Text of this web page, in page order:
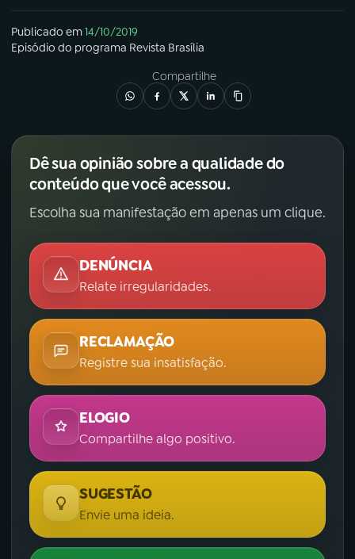
Publicado em14/10/2019
Episódio do programa Revista Brasília
Compartilhe
Dê sua opinião sobre a qualidade do
conteúdo que você acessou.
Escolha sua manifestação em apenas um clique.
DENÚNCIA
Relate irregularidades.
RECLAMAÇÃO
Registre sua insatisfação.
ELOGIO
Compartilhe algo positivo.
SUGESTÃO
Envie uma ideia.